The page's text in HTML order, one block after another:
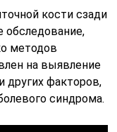
кости сзади
обследование,
методов
на выявление
других факторов,
синдрома.